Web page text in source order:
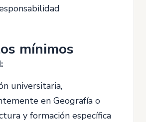
mínimos
universitaria,
en Geografía o
y formación específica